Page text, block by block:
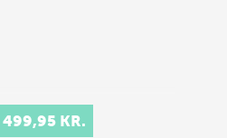
499,95 KR.